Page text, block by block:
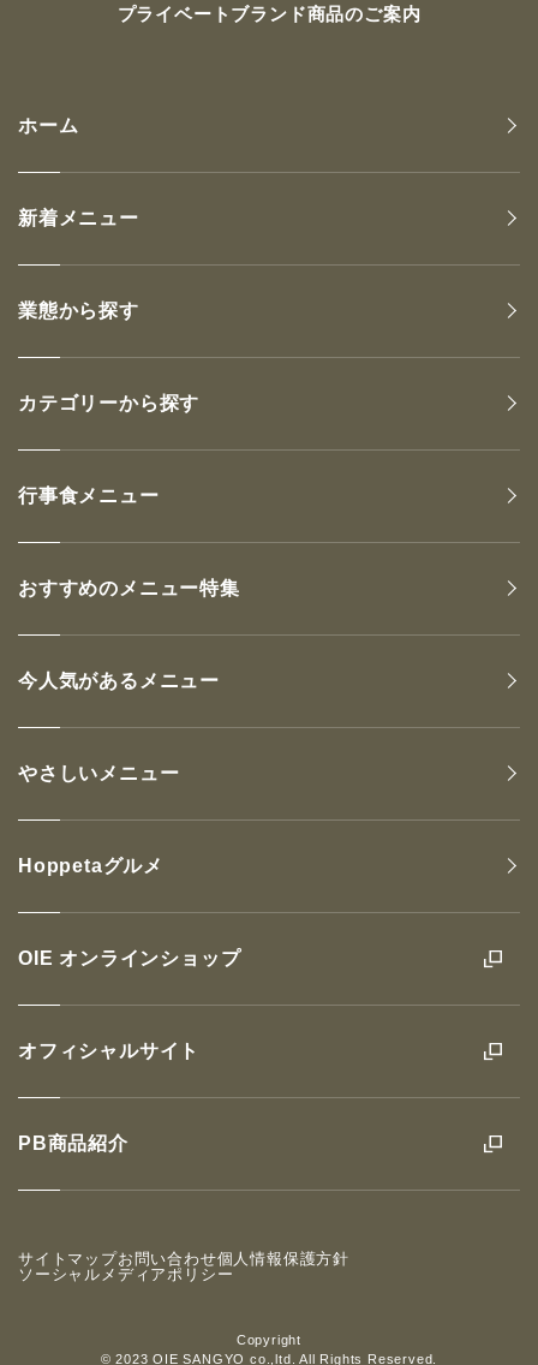
プライベートブランド商品のご案内
OIE オンラインショップ
オフィシャルサイト
PB商品紹介
ホーム
新着メニュー
業態から探す
カテゴリーから探す
行事食メニュー
おすすめのメニュー特集
今人気があるメニュー
やさしいメニュー
Hoppetaグルメ
Copyright
© 2023 OIE SANGYO co.,ltd. All Rights Reserved.
サイトマップお問い合わせ個人情報保護方針
ソーシャルメディアポリシー